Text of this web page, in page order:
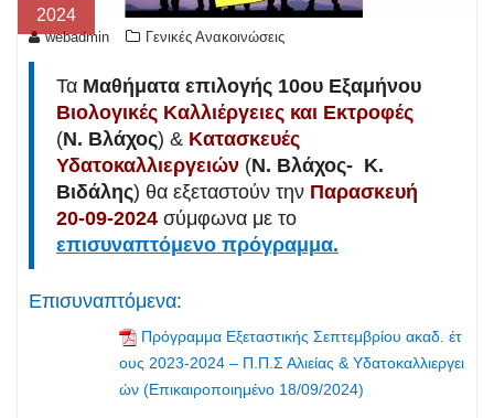
2024
webadmin Γενικές Ανακοινώσεις
Τα Μαθήματα επιλογής 10ου Εξαμήνου
Βιολογικές Καλλιέργειες και Εκτροφές
(Ν. Βλάχος) & Κατασκευές
Υδατοκαλλιεργειών (Ν. Βλάχος- Κ.
Βιδάλης) θα εξεταστούν την Παρασκευή
20-09-2024 σύμφωνα με το
επισυναπτόμενο πρόγραμμα.
Επισυναπτόμενα:
Πρόγραμμα Εξεταστικής Σεπτεμβρίου ακαδ. έτ
ους 2023-2024 – Π.Π.Σ Αλιείας & Υδατοκαλλιεργει
ών (Επικαιροποιημένο 18/09/2024)